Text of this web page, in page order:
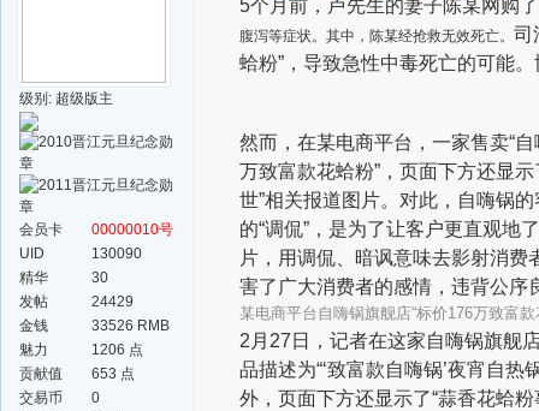
级别: 超级版主
会员卡
00000010号
UID
130090
精华
30
发帖
24429
金钱
33526 RMB
魅力
1206 点
贡献值
653 点
交易币
0
5个月前，卢先生的妻子陈某网购
腹泻等症状。其中，陈某经抢救无效死亡。 司
蛤粉”，导致急性中毒死亡的可能。
然而，在某电商平台，一家售卖“
万致富款花蛤粉”，页面下方还显
世”相关报道图片。对此，自嗨锅
的“调侃”，是为了让客户更直观地
片，用调侃、暗讽意味去影射消
害了广大消费者的感情，违背公序
某电商平台自嗨锅旗舰店“标价176万致富
2月27日，记者在这家自嗨锅旗舰
品描述为“‘致富款自嗨锅’夜宵自
外，页面下方还显示了“蒜香花蛤